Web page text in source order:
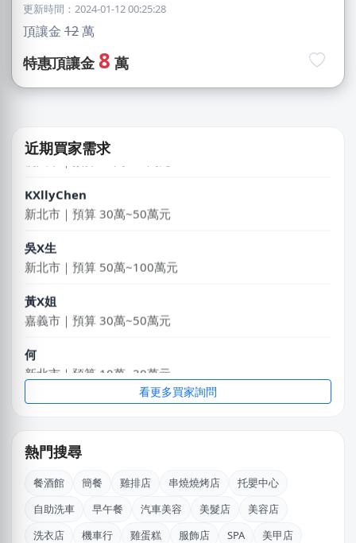
更新時間：2024-01-12 00:25:28
頂讓金 12萬
特惠頂讓金 8 萬
近期買家需求
簡X之
桃園市｜預算 10萬~30萬元
劉X儀
花蓮縣｜預算 50萬~100萬元
桃園市｜預算 10萬~30萬元
新北市｜預算 30萬~50萬元
新北市｜預算 50萬~100萬元
嘉義市｜預算 30萬~50萬元
新北市｜預算 10萬~30萬元
簡X之
劉X儀
花蓮縣｜預算 50萬~100萬元
看更多買家詢問
熱門搜尋
餐酒館 簡餐 雞排店 串燒燒烤店
托嬰中心
自助洗車
早午餐 汽車美容 美髮店
美容店
洗衣店
機車行 雞蛋糕 服飾店 SPA
美甲店